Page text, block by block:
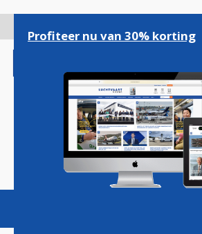
gaan
Magazine Podcasts
Profiteer nu van 30% korting